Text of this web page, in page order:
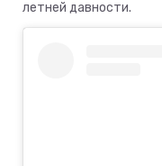
летней давности.